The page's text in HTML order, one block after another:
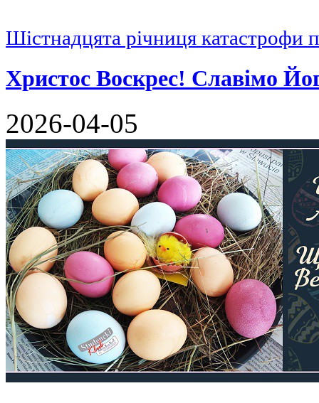
Шістнадцята річниця катастрофи
Христос Воскрес! Славімо
2026-04-05